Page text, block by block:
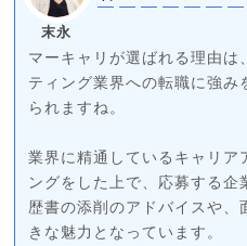
末永
マーキャリが選ばれる理由は
ティング業界への転職に強み
られますね。
業界に精通しているキャリア
ングをした上で、応募する企
歴書の添削のアドバイスや、
きな魅力となっています。